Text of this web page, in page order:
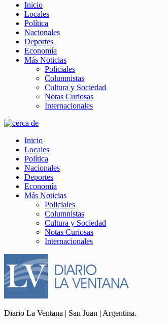
Inicio
Locales
Política
Nacionales
Deportes
Economía
Más Noticias
Policiales
Columnistas
Cultura y Sociedad
Notas Curiosas
Internacionales
Inicio
Locales
Política
Nacionales
Deportes
Economía
Más Noticias
Policiales
Columnistas
Cultura y Sociedad
Notas Curiosas
Internacionales
Diario La Ventana | San Juan | Argentina.